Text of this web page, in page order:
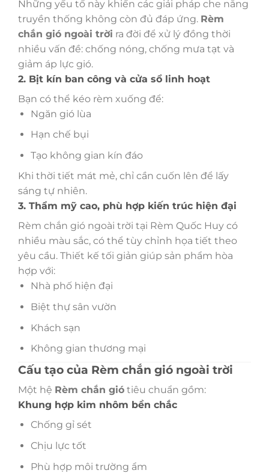
Những yếu tố này khiến các giải pháp che nắng
truyền thống không còn đủ đáp ứng. Rèm
chắn gió ngoài trời ra đời để xử lý đồng thời
nhiều vấn đề: chống nóng, chống mưa tạt và
giảm áp lực gió.
2. Bịt kín ban công và cửa sổ linh hoạt
Bạn có thể kéo rèm xuống để:
Ngăn gió lùa
Hạn chế bụi
Tạo không gian kín đáo
Khi thời tiết mát mẻ, chỉ cần cuốn lên để lấy
sáng tự nhiên.
3. Thẩm mỹ cao, phù hợp kiến trúc hiện đại
Rèm chắn gió ngoài trời tại Rèm Quốc Huy có
nhiều màu sắc, có thể tùy chỉnh họa tiết theo
yêu cầu. Thiết kế tối giản giúp sản phẩm hòa
hợp với:
Nhà phố hiện đại
Biệt thự sân vườn
Khách sạn
Không gian thương mại
Cấu tạo của Rèm chắn gió ngoài trời
Một hệ Rèm chắn gió tiêu chuẩn gồm:
Khung hợp kim nhôm bền chắc
Chống gỉ sét
Chịu lực tốt
Phù hợp môi trường ẩm